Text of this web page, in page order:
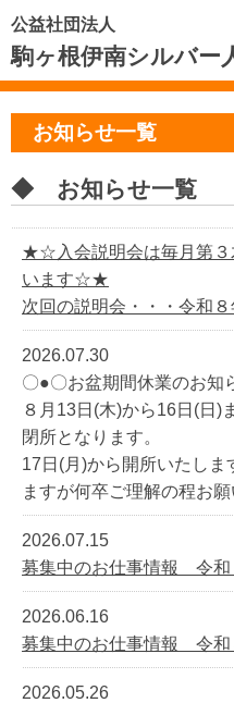
公益社団法人
駒ヶ根伊南シルバー
お知らせ一覧
◆ お知らせ一覧
★☆入会説明会は毎月第３
います☆★
次回の説明会・・・令和８
2026.07.30
〇●〇お盆期間休業のお知
８月13日(木)から16日(日)
閉所となります。
17日(月)から開所いたしま
ますが何卒ご理解の程お願
2026.07.15
募集中のお仕事情報 令和
2026.06.16
募集中のお仕事情報 令和
2026.05.26